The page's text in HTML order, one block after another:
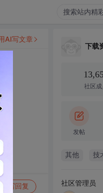
写回复
AI写文章
下载
社区成
发帖
其他 技
社区管理员